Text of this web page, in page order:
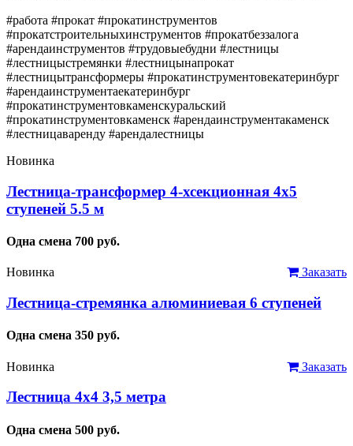
#работа #прокат #прокатинструментов
#прокатстроительныхинструментов #прокатбеззалога
#арендаинструментов #трудовыебудни #лестницы
#лестницыстремянки #лестницынапрокат
#лестницытрансформеры #прокатинструментовекатеринбург
#арендаинструментаекатеринбург
#прокатинструментовкаменскуральский
#прокатинструментовкаменск #арендаинструментакаменск
#лестницаваренду #арендалестницы
Новинка
Лестница-трансформер 4-хсекционная 4х5
ступеней 5.5 м
Одна смена 700 руб.
Заказать
Новинка
Лестница-стремянка алюминиевая 6 ступеней
Одна смена 350 руб.
Заказать
Новинка
Лестница 4x4 3,5 метра
Одна смена 500 руб.